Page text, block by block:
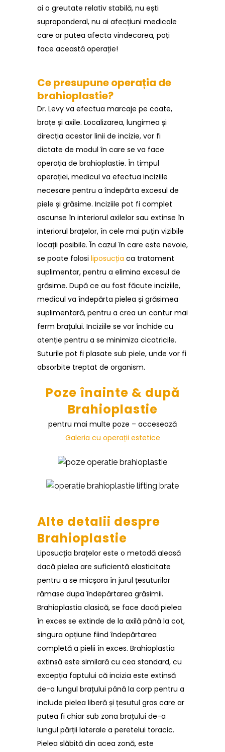
ai o greutate relativ stabilă, nu ești
supraponderal, nu ai afecțiuni medicale
care ar putea afecta vindecarea, poți
face această operație!
Ce presupune operația de
brahioplastie?
Dr. Levy va efectua marcaje pe coate,
brațe și axile. Localizarea, lungimea și
direcția acestor linii de incizie, vor fi
dictate de modul în care se va face
operația de brahioplastie. În timpul
operației, medicul va efectua inciziile
necesare pentru a îndepărta excesul de
piele și grăsime. Inciziile pot fi complet
ascunse în interiorul axilelor sau extinse în
interiorul brațelor, în cele mai puțin vizibile
locații posibile. În cazul în care este nevoie,
se poate folosi liposucția ca tratament
suplimentar, pentru a elimina excesul de
grăsime. După ce au fost făcute inciziile,
medicul va îndepărta pielea și grăsimea
suplimentară, pentru a crea un contur mai
ferm brațului. Inciziile se vor închide cu
atenție pentru a se minimiza cicatricile.
Suturile pot fi plasate sub piele, unde vor fi
absorbite treptat de organism.
Poze înainte & după
Brahioplastie
pentru mai multe poze – accesează
Galeria cu operații estetice
Alte detalii despre
Brahioplastie
Liposucția brațelor este o metodă aleasă
dacă pielea are suficientă elasticitate
pentru a se micșora în jurul țesuturilor
rămase dupa îndepărtarea grăsimii.
Brahioplastia clasică, se face dacă pielea
în exces se extinde de la axilă până la cot,
singura opțiune fiind îndepărtarea
completă a pielii în exces. Brahioplastia
extinsă este similară cu cea standard, cu
excepția faptului că incizia este extinsă
de-a lungul brațului până la corp pentru a
include pielea liberă și țesutul gras care ar
putea fi chiar sub zona brațului de-a
lungul părții laterale a peretelui toracic.
Pielea slăbită din acea zonă, este